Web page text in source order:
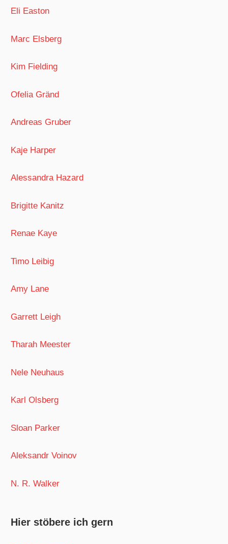
Eli Easton
Marc Elsberg
Kim Fielding
Ofelia Gränd
Andreas Gruber
Kaje Harper
Alessandra Hazard
Brigitte Kanitz
Renae Kaye
Timo Leibig
Amy Lane
Garrett Leigh
Tharah Meester
Nele Neuhaus
Karl Olsberg
Sloan Parker
Aleksandr Voinov
N. R. Walker
Hier stöbere ich gern